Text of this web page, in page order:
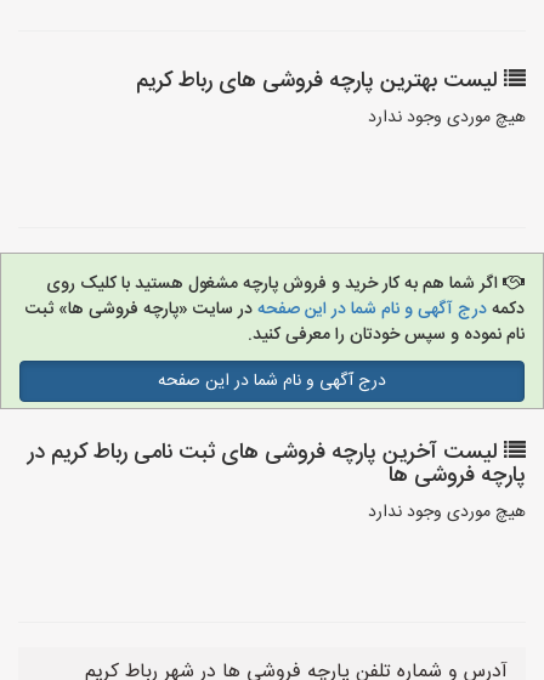
لیست بهترین پارچه فروشی های رباط کریم
هیچ موردی وجود ندارد
اگر شما هم به کار خرید و فروش پارچه مشغول هستید با کلیک روی
دکمهدرج آگهی و نام شما در این صفحهدر سایت «پارچه فروشی ها» ثبت
نام نموده و سپس خودتان را معرفی کنید.
درج آگهی و نام شما در این صفحه
لیست آخرین پارچه فروشی های ثبت نامی رباط کریم در
پارچه فروشی ها
هیچ موردی وجود ندارد
آدرس و شماره تلفن پارچه فروشی ها در شهر رباط کریم